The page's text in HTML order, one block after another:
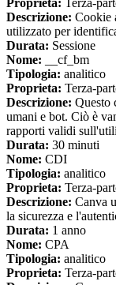
Proprieta: Terza-
Descrizione: Cookie
utilizzato per
Durata: Sessione
Nome: __cf_bm
Tipologia: analitico
Proprieta: Terza-
Descrizione: Questo
umani e bot. Ciò è
rapporti validi
Durata: 30 minuti
Nome: CDI
Tipologia: analitico
Proprieta: Terza-
Descrizione: Canva
la sicurezza e
Durata: 1 anno
Nome: CPA
Tipologia: analitico
Proprieta: Terza-